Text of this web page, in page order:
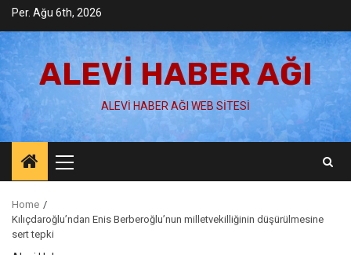
Skip
content
Per. Ağu 6th, 2026
ALEVI HABER AĞI
ALEVI HABER AĞI WEB SITESI
Menu
Home
Kılıçdaroğlu’ndan Enis Berberoğlu’nun milletvekilliğinin düşürülmesine
sert tepki